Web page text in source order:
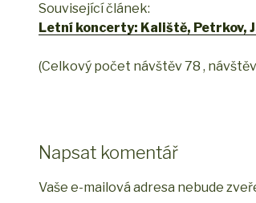
Související článek:
Letní koncerty: Kaliště, Petrkov,
(Celkový počet návštěv 78 , návštěv
Napsat komentář
Vaše e-mailová adresa nebude